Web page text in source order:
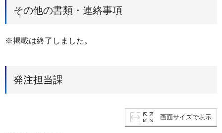
その他の書類・連絡事項
※掲載は終了しました。
発注担当課
画面サイズで表示